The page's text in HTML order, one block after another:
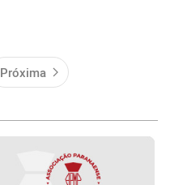
Próxima